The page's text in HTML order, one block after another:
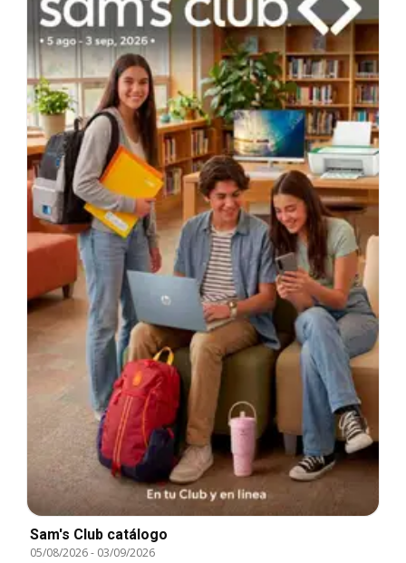
Sam's Club catálogo
05/08/2026- 03/09/2026